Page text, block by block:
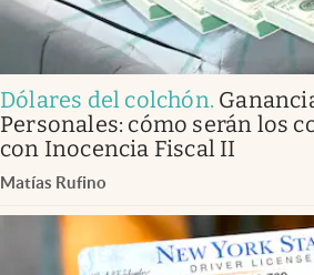
Dólares del colchón.
Personales: cómo serán los
con Inocencia Fiscal II
Matías Rufino